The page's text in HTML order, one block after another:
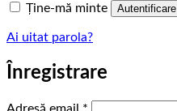
Ține-mă minte Autentificare
Ai uitat parola?
Înregistrare